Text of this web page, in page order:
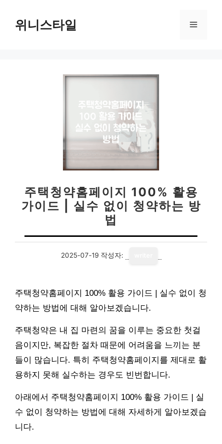
위니스타일 메
주택청약홈페이지 100% 활용
가이드 | 실수 없이 청약하는 방
법
2025-07-19 작성자:
주택청약홈페이지 100% 활용 가이드 | 실수 없이 청
약하는 방법에 대해 알아보겠습니다.
주택청약은 내 집 마련의 꿈을 이루는 중요한 첫걸
음이지만, 복잡한 절차 때문에 어려움을 느끼는 분
들이 많습니다. 특히 주택청약홈페이지를 제대로 활
용하지 못해 실수하는 경우도 빈번합니다.
아래에서 주택청약홈페이지 100% 활용 가이드 | 실
수 없이 청약하는 방법에 대해 자세하게 알아보겠습
니다.